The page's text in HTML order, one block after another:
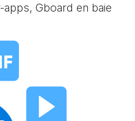
Gboard en baie